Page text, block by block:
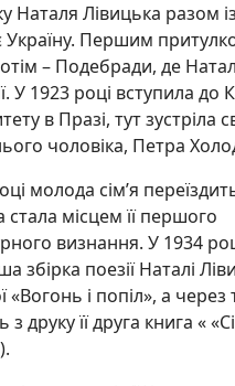
Наталя Лівицька разом
Першим
– Подебради, де
У 1923 році вступила до
в Празі, тут зустріла
чоловіка, Петра
молода сім’я
місцем її першого
визнання. У 1934
збірка поезії Наталі
«Вогонь і попіл», а через
з друку її друга книга «